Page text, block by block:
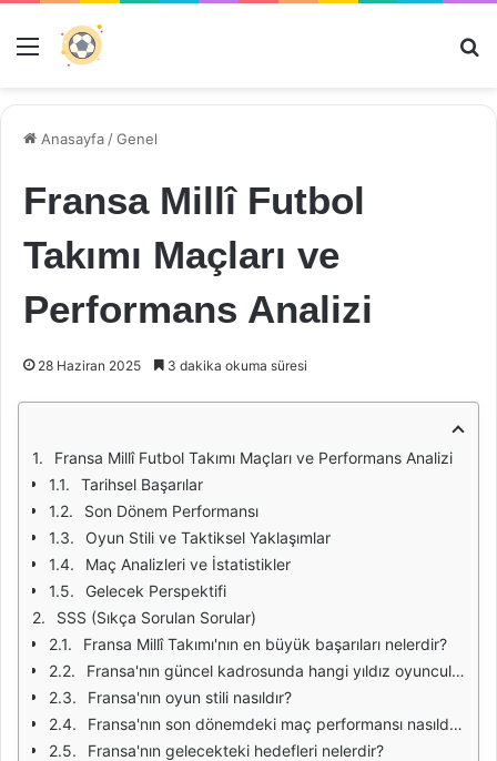
Menü
Anasayfa /Genel
Fransa Millî Futbol
Takımı Maçları ve
Performans Analizi
28 Haziran 2025 3 dakika okuma süresi
Fransa Millî Futbol Takımı Maçları ve Performans Analizi
Tarihsel Başarılar
Son Dönem Performansı
Oyun Stili ve Taktiksel Yaklaşımlar
Maç Analizleri ve İstatistikler
Gelecek Perspektifi
SSS (Sıkça Sorulan Sorular)
Fransa Millî Takımı'nın en büyük başarıları nelerdir?
Fransa'nın güncel kadrosunda hangi yıldız oyuncular bulunmaktadır?
Fransa'nın oyun stili nasıldır?
Fransa'nın son dönemdeki maç performansı nasıldır?
Fransa'nın gelecekteki hedefleri nelerdir?